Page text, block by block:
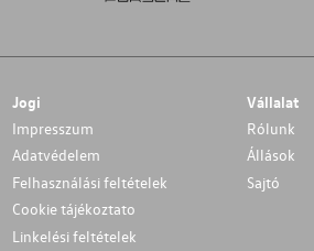
Jogi
Impresszum
Adatvédelem
Felhasználási feltételek
Cookie tájékoztato
Linkelési feltételek
Vállalat
Rólunk
Állások
Sajtó